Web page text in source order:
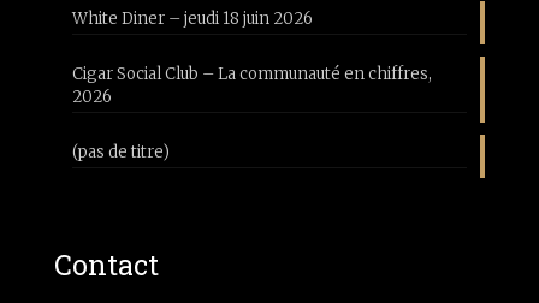
White Diner – jeudi 18 juin 2026
Cigar Social Club – La communauté en chiffres,
2026
(pas de titre)
Contact